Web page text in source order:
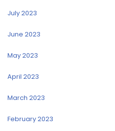
July 2023
June 2023
May 2023
April 2023
March 2023
February 2023